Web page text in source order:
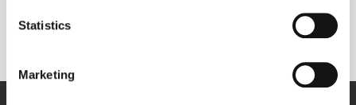
Statistics
Marketing